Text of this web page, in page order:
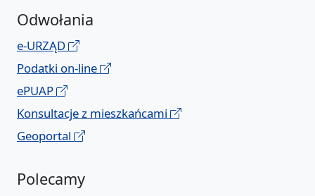
Odwołania
e-URZĄD
Podatki on-line
ePUAP
Konsultacje z mieszkańcami
Geoportal
Polecamy